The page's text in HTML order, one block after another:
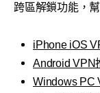
跨區解鎖功能，
iPhone iOS
Android VPN
Windows PC